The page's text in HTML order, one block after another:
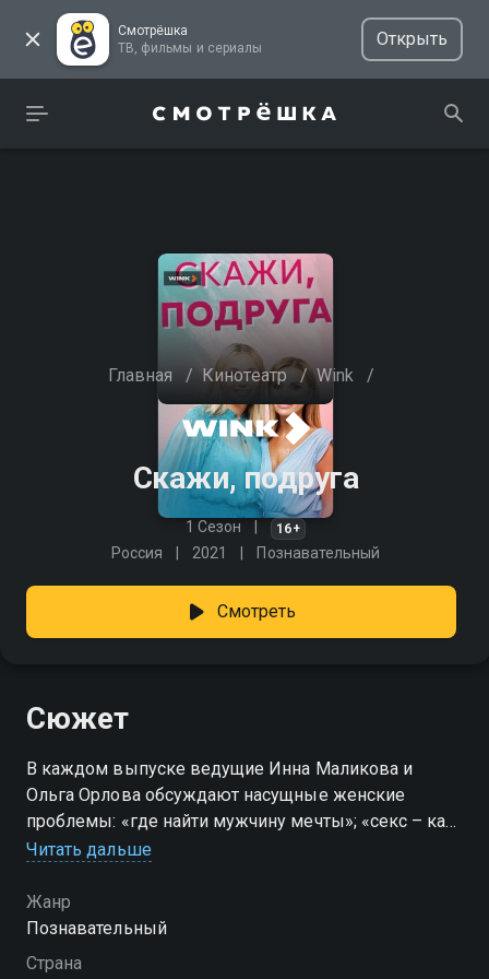
Смотрёшка
ТВ, фильмы и сериалы
Открыть
Главная / Кинотеатр / Wink /
Скажи, подруга
1 Сезон 16+
Россия 2021 Познавательный
Смотреть
Сюжет
В каждом выпуске ведущие Инна Маликова и
Ольга Орлова обсуждают насущные женские
проблемы: «где найти мужчину мечты»; «секс – как
сделать его классным»; «мужчины и деньги»; «как
как подруги делятся друг с другом и зрительницами
своими историями из жизни и советами. Каждый
выпуск программы посвящен отдельной
Читать дальше
Жанр
Познавательный
Страна